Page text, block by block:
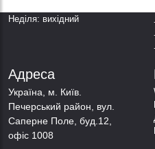
Неділя: вихідний
Адреса
Українa, м. Київ.
Печерський район, вул.
Саперне Поле, буд.12,
офіс 1008